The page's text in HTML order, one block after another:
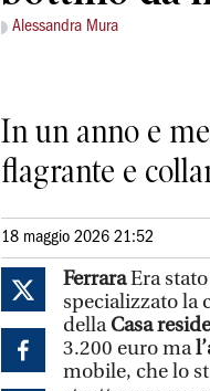
Alessandra Mura
In un anno e
flagrante e
18 maggio 2026 21:52
FerraraEra
specializzato la
dellaCasa
3.200 euro ma
mobile, che lo